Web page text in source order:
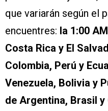
que variarán según el
encuentres: la 1:00
Costa Rica y El
Colombia, Perú y
Venezuela, Bolivia y
de Argentina, Brasil